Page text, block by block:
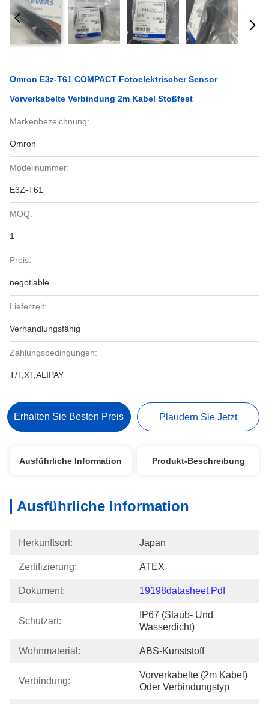
Omron E3z-T61 COMPACT Fotoelektrischer Sensor
Vorverkabelte Verbindung 2m Kabel Stoßfest
Markenbezeichnung:
Omron
Modellnummer:
E3Z-T61
MOQ:
1
Preis:
negotiable
Lieferzeit:
Verhandlungsfähig
Zahlungsbedingungen:
T/T,XT,ALIPAY
Erhalten Sie Besten Preis Plaudern Sie Jetzt
Ausführliche Information Produkt-Beschreibung
Ausführliche Information
Herkunftsort: Japan
Zertifizierung: ATEX
Dokument: 19198datasheet.pdf
Schutzart:
IP67 (staub- Und
Wasserdicht)
Wohnmaterial: ABS-Kunststoff
Verbindung:
Vorverkabelte (2m Kabel)
Oder Verbindungstyp